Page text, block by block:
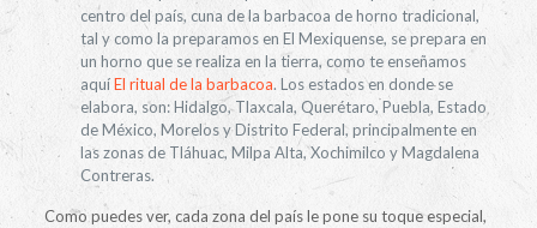
centro del país, cuna de la barbacoa de horno tradicional,
tal y como la preparamos en El Mexiquense, se prepara en
un horno que se realiza en la tierra, como te enseñamos
aquíEl ritual de la barbacoa. Los estados en donde se
elabora, son: Hidalgo, Tlaxcala, Querétaro, Puebla, Estado
de México, Morelos y Distrito Federal, principalmente en
las zonas de Tláhuac, Milpa Alta, Xochimilco y Magdalena
Contreras.
Como puedes ver, cada zona del país le pone su toque especial,